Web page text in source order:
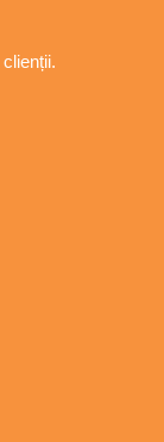
clienții.